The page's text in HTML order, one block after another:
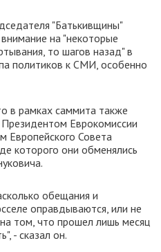
"Батькивщины"
на "некоторые
то шагов назад" в
политиков к СМИ, особенно
в рамках саммита также
Еврокомиссии
Совета
которого они обменялись
обещания и
оправдываются, или не
том, что прошел лишь месяц
- сказал он.